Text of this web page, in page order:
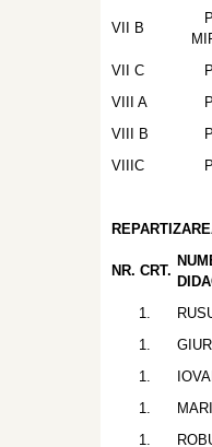
VII B
VII C
VIII A
VIII B
VIIIC
NR. CRT.